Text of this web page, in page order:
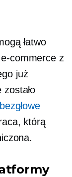
łatwo
commerce z
już
którą